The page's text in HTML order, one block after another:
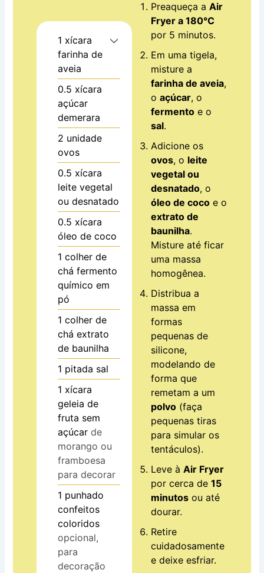
1 xícara
farinha de
aveia
0.5 xícara
açúcar
demerara
2 unidade
ovos
0.5 xícara
leite vegetal
ou desnatado
0.5 xícara
óleo de coco
1 colher de
chá fermento
químico em
pó
1 colher de
chá extrato
de baunilha
1 pitada sal
1 xícara
geleia de
fruta sem
açúcar de
morango ou
framboesa
para decorar
1 punhado
confeitos
coloridos
opcional,
para
decoração
Preaqueça a Air
Fryer a 180°C
por 5 minutos.
Em uma tigela,
misture a
farinha de aveia,
o açúcar, o
fermento e o
sal.
Adicione os
ovos, o leite
vegetal ou
desnatado, o
óleo de coco e o
extrato de
baunilha.
Misture até ficar
uma massa
homogênea.
Distribua a
massa em
formas
pequenas de
silicone,
modelando de
forma que
remetam a um
polvo (faça
pequenas tiras
para simular os
tentáculos).
Leve à Air Fryer
por cerca de 15
minutos ou até
dourar.
Retire
cuidadosamente
e deixe esfriar.